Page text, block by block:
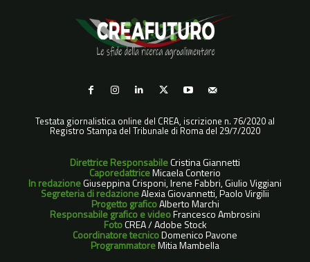
Testata giornalistica online del CREA, iscrizione n. 76/2020 al
Registro Stampa del Tribunale di Roma del 29/7/2020
Direttrice ResponsabileCristina Giannetti
CaporedattriceMicaela Conterio
In redazioneGiuseppina Crisponi, Irene Fabbri, Giulio Viggiani
Segreteria di redazioneAlexia Giovannetti, Paolo Virgilii
Progetto graficoAlberto Marchi
Responsabile grafico e videoFrancesco Ambrosini
FotoCREA / Adobe Stock
Coordinatore tecnicoDomenico Pavone
ProgrammatoreMitia Mambella